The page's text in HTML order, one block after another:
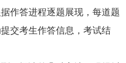
作答进程逐题展现，每道题
交考生作答信息，考试结